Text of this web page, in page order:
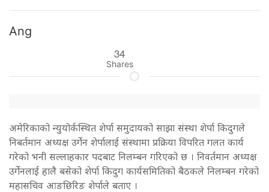
Ang
34
Shares
अमेरिकाको न्युयोर्कस्थित शेर्पा समुदायको साझा संस्था शेर्पा किदुगले
निबर्तमान अध्यक्ष उर्गेन शेर्पालाई संस्थामा प्रक्रिया विपरित गलत कार्य
गरेको भनी सल्लाहकार पदबाट निलम्बन गरिएको छ । निवर्तमान अध्यक्ष
उर्गेनलाई हालै बसेको शेर्पा किदुग कार्यसमितिको बैठकले निलम्बन गरेको
महासचिव आङछिरिङ शेर्पाले बताए ।